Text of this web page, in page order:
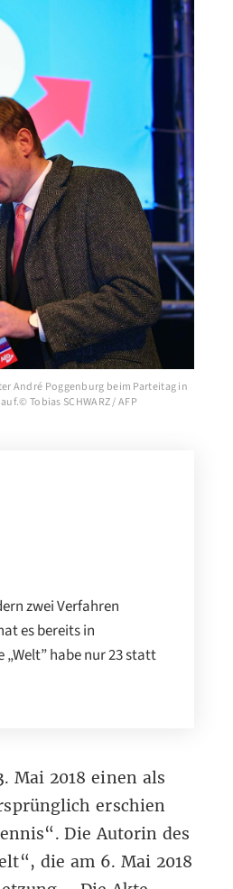
André Poggenburg beim Parteitag in
Tobias SCHWARZ / AFP
zwei Verfahren
es bereits in
habe nur 23 statt
Mai 2018 einen als
erschien
“. Die Autorin des
die am 6. Mai 2018